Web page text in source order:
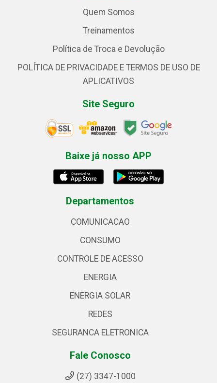
Quem Somos
Treinamentos
Política de Troca e Devolução
POLÍTICA DE PRIVACIDADE E TERMOS DE USO DE
APLICATIVOS
Site Seguro
Baixe já nosso APP
Departamentos
COMUNICACAO
CONSUMO
CONTROLE DE ACESSO
ENERGIA
ENERGIA SOLAR
REDES
SEGURANCA ELETRONICA
Fale Conosco
(27) 3347-1000